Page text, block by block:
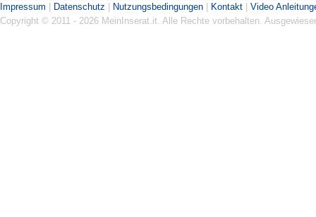
Impressum | Datenschutz | Nutzungsbedingungen | Kontakt | Video
Copyright © 2011 - 2026 MeinInserat.it. Alle Rechte vorbehalten.